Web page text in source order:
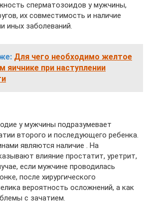
сперматозоидов у мужчины,
их совместимость и наличие
иных заболеваний.
Для чего необходимо желтое
яичнике при наступлении
у мужчины подразумевает
второго и последующего ребенка.
являются наличие . На
влияние простатит, уретрит,
если мужчине проводилась
после хирургического
вероятность осложнений, а как
с зачатием.